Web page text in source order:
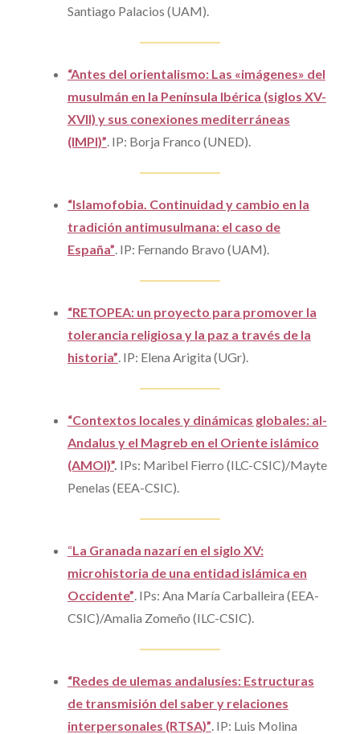
Santiago Palacios (UAM).
“Antes del orientalismo: Las «imágenes» del
musulmán en la Península Ibérica (siglos XV-
XVII) y sus conexiones mediterráneas
(IMPI)” IP: Borja Franco (UNED).
“Islamofobia. Continuidad y cambio en la
tradición antimusulmana: el caso de
España” IP: Fernando Bravo (UAM).
“RETOPEA: un proyecto para promover la
tolerancia religiosa y la paz a través de la
historia” IP: Elena Arigita (UGr).
“Contextos locales y dinámicas globales: al-
Andalus y el Magreb en el Oriente islámico
(AMOI)”. IPs: Maribel Fierro (ILC-CSIC)/Mayte
Penelas (EEA-CSIC).
“La Granada nazarí en el siglo XV:
microhistoria de una entidad islámica en
Occidente” . IPs: Ana María Carballeira (EEA-
CSIC)/Amalia Zomeño (ILC-CSIC).
“Redes de ulemas andalusíes: Estructuras
de transmisión del saber y relaciones
interpersonales (RTSA)” IP: Luis Molina